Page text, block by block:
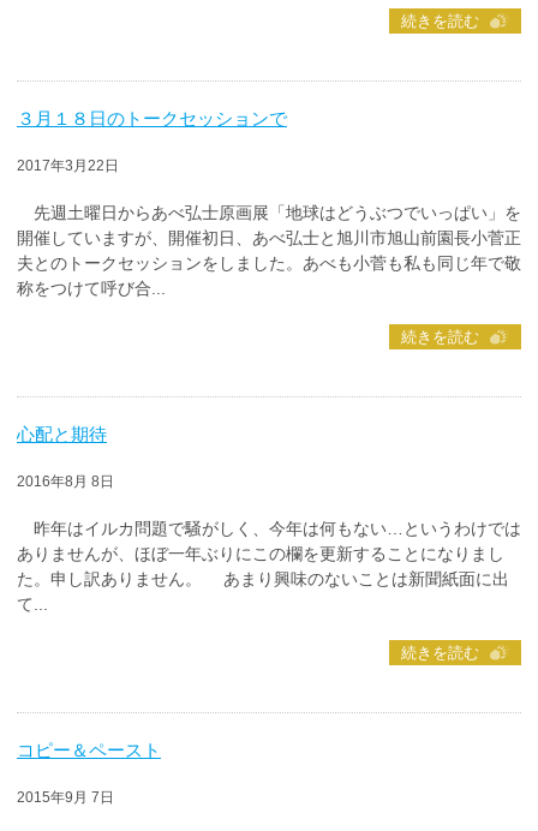
続きを読む
３月１８日のトークセッションで
2017年3月22日
先週土曜日からあべ弘士原画展「地球はどうぶつでいっぱい」を
開催していますが、開催初日、あべ弘士と旭川市旭山前園長小菅正
夫とのトークセッションをしました。あべも小菅も私も同じ年で敬
称をつけて呼び合...
続きを読む
心配と期待
2016年8月 8日
昨年はイルカ問題で騒がしく、今年は何もない…というわけでは
ありませんが、ほぼ一年ぶりにこの欄を更新することになりまし
た。申し訳ありません。 あまり興味のないことは新聞紙面に出
て...
続きを読む
コピー＆ペースト
2015年9月 7日